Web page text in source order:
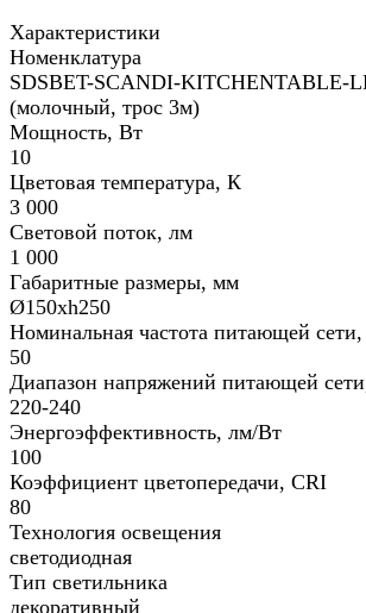
Характеристики
Номенклатура
SDSBET-SCANDI-KITCHENTABLE-
(молочный, трос 3м)
Мощность, Вт
10
Цветовая температура, К
3 000
Световой поток, лм
1 000
Габаритные размеры, мм
Ø150хh250
Номинальная частота питающей
50
Диапазон напряжений питающей
220-240
Энергоэффективность, лм/Вт
100
Коэффициент цветопередачи, CRI
80
Технология освещения
светодиодная
Тип светильника
декоративный